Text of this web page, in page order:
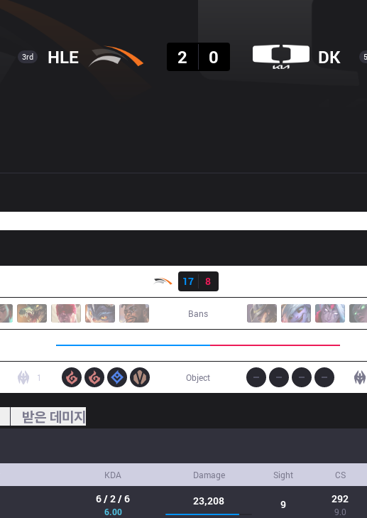
3rd HLE
2
0 DK
17
8
Bans
1 Object
받은 데미지
KDA Damage Sight CS
6 / 2 / 6
6.00
23,208 9 292
9.0